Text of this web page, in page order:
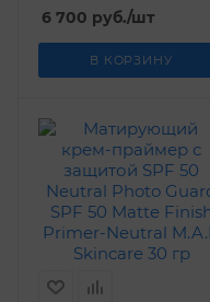
6 700 руб./шт
В КОРЗИНУ